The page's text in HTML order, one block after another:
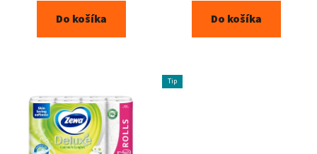
Do košíka Do košíka
Tip